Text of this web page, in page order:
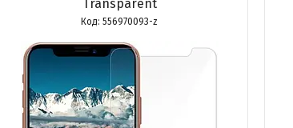
Transparent
556970093-z